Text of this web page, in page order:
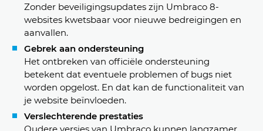
Zonder beveiligingsupdates zijn Umbraco 8-
websites kwetsbaar voor nieuwe bedreigingen en
aanvallen.
Gebrek aan ondersteuning
Het ontbreken van officiële ondersteuning
betekent dat eventuele problemen of bugs niet
worden opgelost. En dat kan de functionaliteit van
je website beïnvloeden.
Verslechterende prestaties